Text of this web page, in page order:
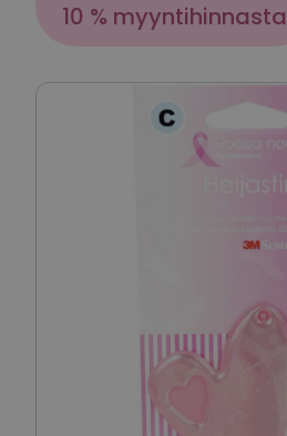
10 % myyntihinnasta